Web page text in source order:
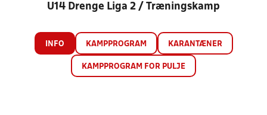
U14 Drenge Liga 2 / Træningskamp
INFO KAMPPROGRAM KARANTÆNER
KAMPPROGRAM FOR PULJE